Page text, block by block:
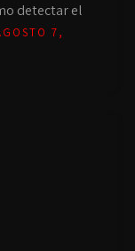
detectar el
7,